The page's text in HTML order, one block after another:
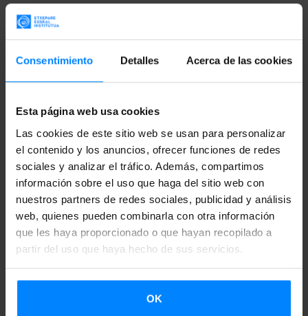
Consentimiento Detalles Acerca de las cookies
Esta página web usa cookies
Las cookies de este sitio web se usan para personalizar
el contenido y los anuncios, ofrecer funciones de redes
sociales y analizar el tráfico. Además, compartimos
información sobre el uso que haga del sitio web con
nuestros partners de redes sociales, publicidad y análisis
web, quienes pueden combinarla con otra información
que les haya proporcionado o que hayan recopilado a
partir del uso que haya hecho de sus servicios.
OK
Por otro lado, es preciso que el director/a o la persona o
empresa productora estén censadas en la Comunidad
menos un año antes de la fecha de publicación de la
presente convocatoria, o bien haber residido en ella de
manera continuada durante un mínimo de 5 años o de
forma discontinua durante al menos 10 años. Si es la
persona o empresa productora quien presenta la obra, su
domicilio fiscal deberá radicar en la CAV. En caso de que
se trate de una coproducción entre dos o más empresas,
la productora de la CAV debe ser la socia mayoritaria.